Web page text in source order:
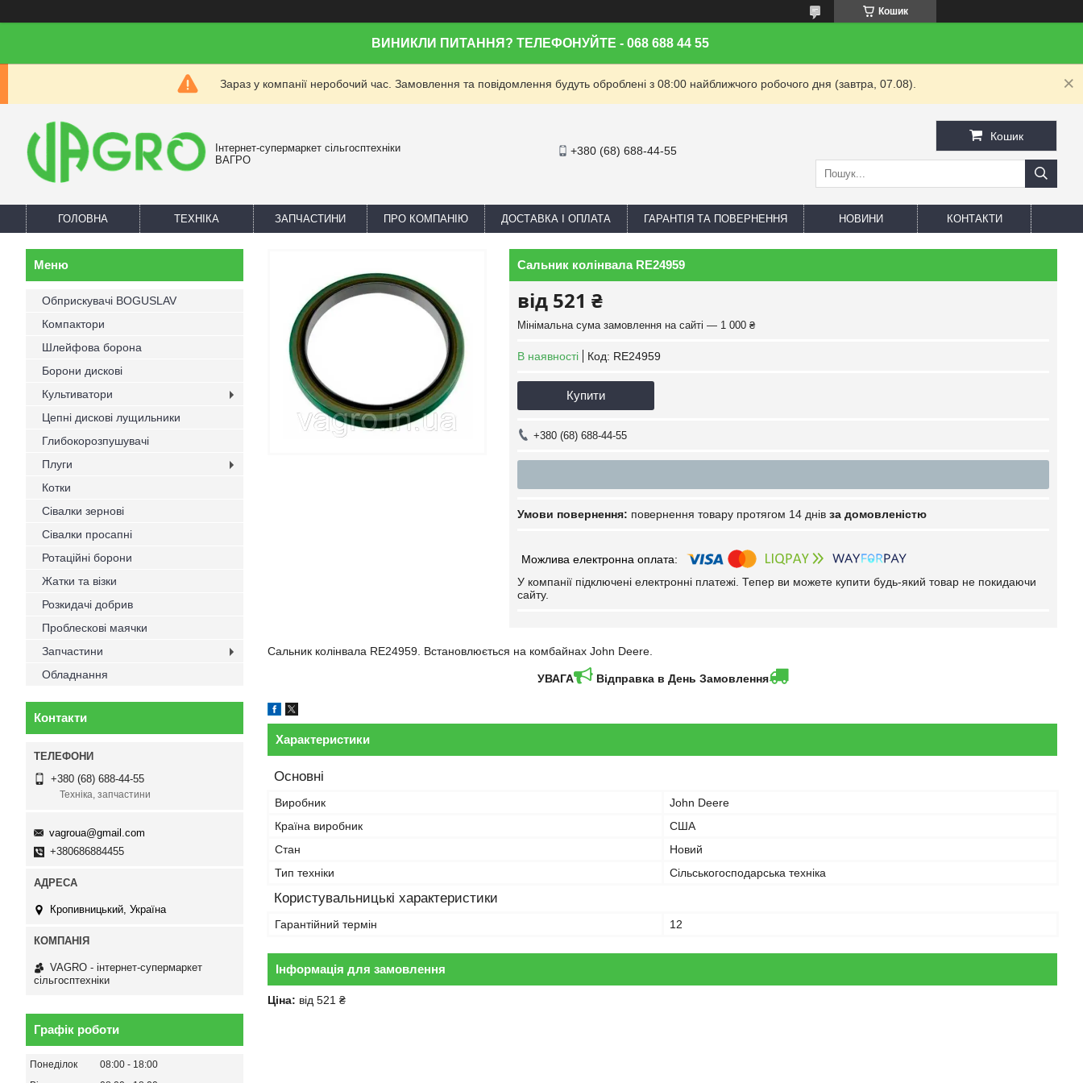
Кошик
ВИНИКЛИ ПИТАННЯ? ТЕЛЕФОНУЙТЕ - 068 688 44 55
Зараз у компанії неробочий час. Замовлення та повідомлення будуть оброблені з 08:00 найближчого робочого дня (завтра, 07.08).
Інтернет-супермаркет сільгосптехніки
ВАГРО
+380 (68) 688-44-55
Кошик
ГОЛОВНА ТЕХНІКА ЗАПЧАСТИНИ ПРО КОМПАНІЮ ДОСТАВКА І ОПЛАТА ГАРАНТІЯ ТА ПОВЕРНЕННЯ НОВИНИ КОНТАКТИ
Сальник колінвала RE24959
від 521 ₴
Мінімальна сума замовлення на сайті — 1 000 ₴
В наявності Код: RE24959
Купити
+380 (68) 688-44-55
повернення товару протягом 14 днів за домовленістю
У компанії підключені електронні платежі. Тепер ви можете купити будь-який товар не покидаючи
сайту.
Сальник колінвала RE24959. Встановлюється на комбайнах John Deere.
УВАГА Відправка в День Замовлення
Характеристики
Основні
Виробник
John Deere
Країна виробник
США
Стан
Новий
Тип техніки
Сільськогосподарська техніка
Користувальницькі характеристики
Гарантійний термін 12
Інформація для замовлення
Ціна: від 521 ₴
Обприскувачі BOGUSLAV
Компактори
Шлейфова борона
Борони дискові
Культиватори
Цепні дискові лущильники
Глибокорозпушувачі
Плуги
Котки
Сівалки зернові
Сівалки просапні
Ротаційні борони
Жатки та візки
Розкидачі добрив
Проблескові маячки
Запчастини
Обладнання
Контакти
+380 (68) 688-44-55
Техніка, запчастини
vagroua@gmail.com
+380686884455
Кропивницький, Україна
VAGRO - інтернет-супермаркет
сільгосптехніки
Графік роботи
Понеділок 08:00
18:00